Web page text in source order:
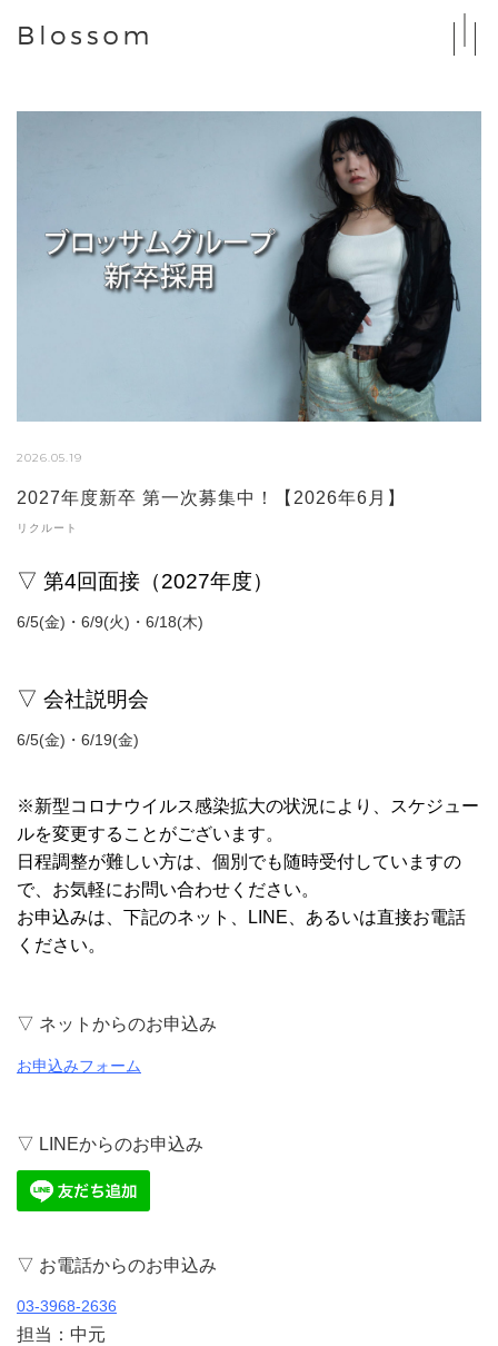
2026.05.19
2027年度新卒 第一次募集中！【2026年6月】
リクルート
▽ 第4回面接（2027年度）
6/5(金)・6/9(火)・6/18(木)
▽ 会社説明会
6/5(金)・6/19(金)
※新型コロナウイルス感染拡大の状況により、スケジュー
ルを変更することがございます。
日程調整が難しい方は、個別でも随時受付していますの
で、お気軽にお問い合わせください。
お申込みは、下記のネット、LINE、あるいは直接お電話
ください。
▽ ネットからのお申込み
お申込みフォーム
▽ LINEからのお申込み
▽ お電話からのお申込み
03-3968-2636
担当：中元